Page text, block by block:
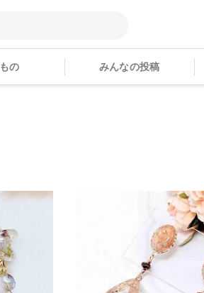
の みんなの投稿